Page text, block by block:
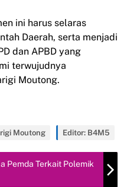
ini harus selaras
Daerah, serta menjadi
dan APBD yang
terwujudnya
Moutong.
Moutong Editor: B4M5
Pemda Terkait Polemik